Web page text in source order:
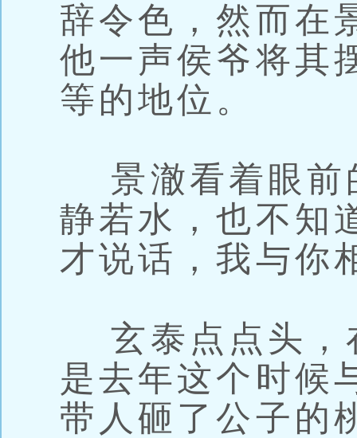
辞令色，然而在
他一声侯爷将其
等的地位。
景澈看着眼前
静若水，也不知
才说话，我与你
玄泰点点头，
是去年这个时候
带人砸了公子的